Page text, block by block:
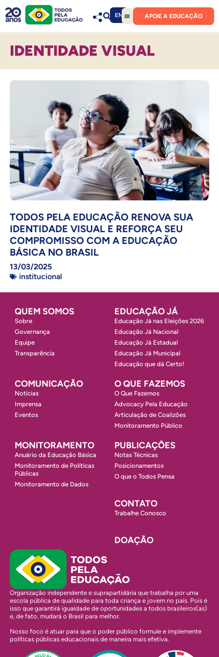
EN APOIE A EDUCAÇÃO
IDENTIDADE VISUAL
TODOS PELA EDUCAÇÃO RENOVA SUA
IDENTIDADE VISUAL E REFORÇA SEU
COMPROMISSO COM A EDUCAÇÃO
BÁSICA NO BRASIL
13/03/2025
institucional
QUEM SOMOS
Sobre
Governança
Equipe
Transparência
EDUCAÇÃO JÁ
Educação Já nas Eleições 2026
Educação Já Nacional
Educação Já Estadual
Educação Já Municipal
Educação que dá Certo!
COMUNICAÇÃO
Notícias
Imprensa
Eventos
O QUE FAZEMOS
O Que Fazemos
Advocacy Pela Educação
Articulação de Coalizões
Monitoramento Público
MONITORAMENTO
Anuário da Educação Básica
Monitoramento de Políticas
Públicas
Monitoramento de Dados
PUBLICAÇÕES
Notas Técnicas
Posicionamentos
O que o Todos Pensa
CONTATO
Trabalhe Conosco
DOAÇÃO
Organização independente e suprapartidária que trabalha por uma
escola pública de qualidade para toda criança e jovem no país. Pois é
isso que garantirá igualdade de oportunidades a todos brasileiros(as)
e, de fato, mudará o Brasil para melhor.
Nosso foco é atuar para que o poder público formule e implemente
políticas públicas educacionais de maneira mais efetiva.